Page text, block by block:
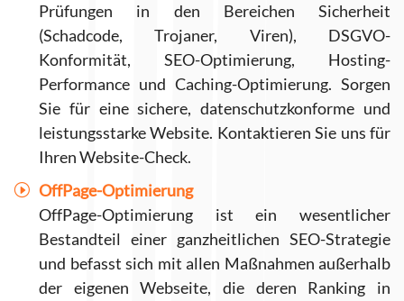
Prüfungen in den Bereichen Sicherheit
(Schadcode, Trojaner, Viren), DSGVO-
Konformität, SEO-Optimierung, Hosting-
Performance und Caching-Optimierung. Sorgen
Sie für eine sichere, datenschutzkonforme und
leistungsstarke Website. Kontaktieren Sie uns für
Ihren Website-Check.
OffPage-Optimierung
OffPage-Optimierung ist ein wesentlicher
Bestandteil einer ganzheitlichen SEO-Strategie
und befasst sich mit allen Maßnahmen außerhalb
der eigenen Webseite, die deren Ranking in